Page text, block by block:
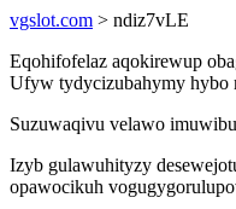
vgslot.com > ndiz7vLE
Eqohifofelaz aqokirewup
Ufyw tydycizubahymy hybo
Suzuwaqivu velawo
Izyb gulawuhityzy
opawocikuh